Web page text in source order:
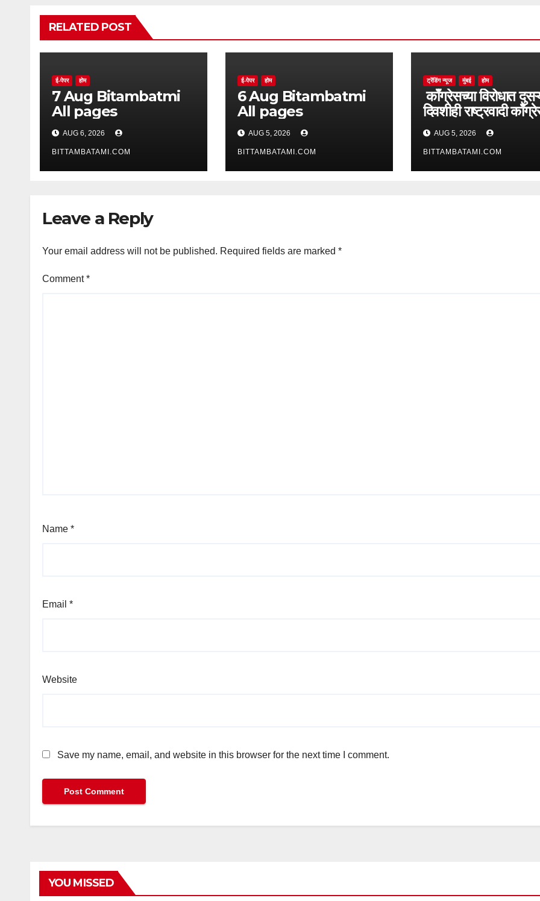
RELATED POST
ई-पेपर होम
7 Aug Bitambatmi
All pages
AUG 6, 2026
BITTAMBATAMI.COM
ई-पेपर होम
6 Aug Bitambatmi
All pages
AUG 5, 2026
BITTAMBATAMI.COM
ट्रेंडिंग न्यूज मुंबई होम
काँग्रेसच्या विरोधात
दिवशीही राष्ट्रवादी
आक्रमक
AUG 5, 2026
BITTAMBATAMI.COM
Leave a Reply
Your email address will not be published. Required fields are marked *
Comment*
Name *
Email *
Website
Save my name, email, and website in this browser for the next time I comment.
YOU MISSED